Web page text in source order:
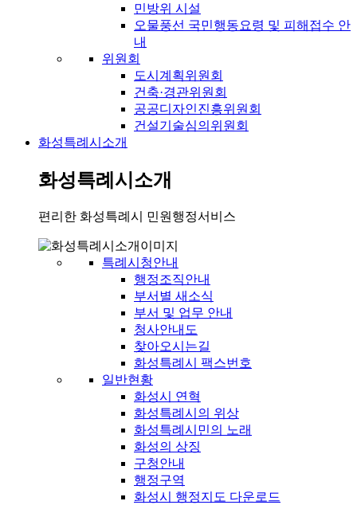
민방위 시설
오물풍선 국민행동요령 및 피해접수 안
내
위원회
도시계획위원회
건축·경관위원회
공공디자인진흥위원회
건설기술심의위원회
화성특례시소개
화성특례시소개
편리한 화성특례시 민원행정서비스
특례시청안내
행정조직안내
부서별 새소식
부서 및 업무 안내
청사안내도
찾아오시는길
화성특례시 팩스번호
일반현황
화성시 연혁
화성특례시의 위상
화성특례시민의 노래
화성의 상징
구청안내
행정구역
화성시 행정지도 다운로드